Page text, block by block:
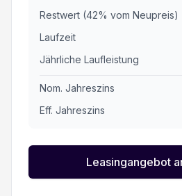
Restwert (42% vom Neupreis)
Laufzeit
Jährliche Laufleistung
Nom. Jahreszins
Eff. Jahreszins
Leasingangebot